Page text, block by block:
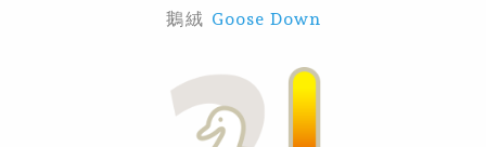
鵝絨 Goose Down